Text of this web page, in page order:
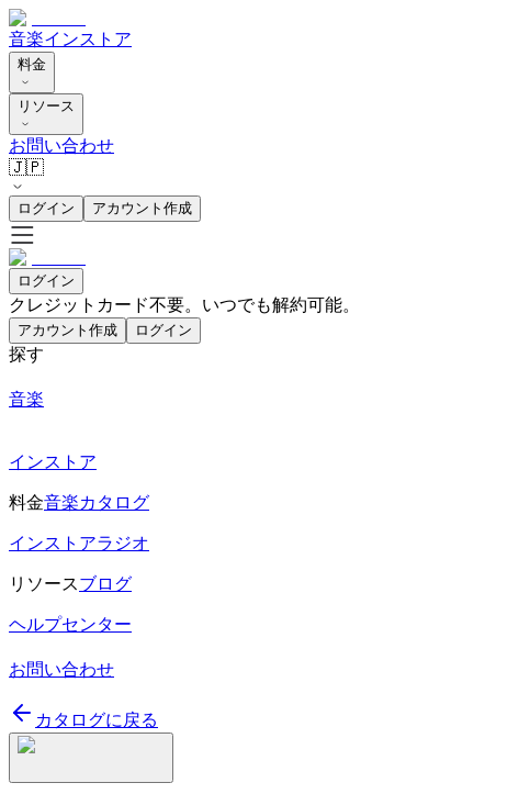
音楽インストア
料金
リソース
お問い合わせ
🇯🇵
ログイン アカウント作成
ログイン
クレジットカード不要。いつでも解約可能。
アカウント作成 ログイン
探す
音楽
インストア
料金音楽カタログ
インストアラジオ
リソースブログ
ヘルプセンター
お問い合わせ
カタログに戻る